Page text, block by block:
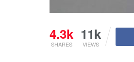
4.3k
SHARES
11k
VIEWS